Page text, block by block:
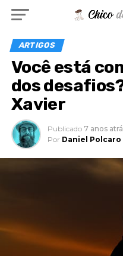
ARTIGOS
Você está
dos
Xavier
Publicado 7 anos
Por Daniel Polcaro